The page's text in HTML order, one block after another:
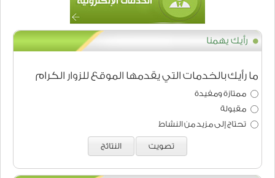
رأيك يهمنا
ما رأيك بالخدمات التي يقدمها الموقع للزوار الكرام
ممتازة ومفيدة
مقبولة
تحتاج إلى مزيد من النشاط
تصويت النتائج